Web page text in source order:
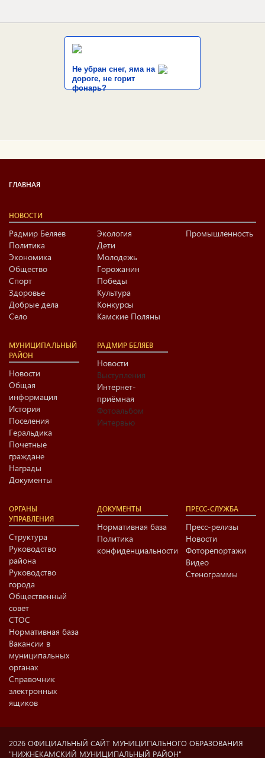
Не убран снег, яма на
дороге, не горит
фонарь?
ГЛАВНАЯ
НОВОСТИ
Радмир Беляев
Политика
Экономика
Общество
Спорт
Здоровье
Добрые дела
Село
Экология
Дети
Молодежь
Горожанин
Победы
Культура
Конкурсы
Камские Поляны
Промышленность
МУНИЦИПАЛЬНЫЙ
РАЙОН
Новости
Общая
информация
История
Поселения
Геральдика
Почетные
граждане
Награды
Документы
РАДМИР БЕЛЯЕВ
Новости
Выступления
Интернет-
приёмная
Фотоальбом
Интервью
ОРГАНЫ
УПРАВЛЕНИЯ
Структура
Руководство
района
Руководство
города
Общественный
совет
СТОС
Нормативная база
Вакансии в
муниципальных
органах
Справочник
электронных
ящиков
ДОКУМЕНТЫ
Нормативная база
Политика
конфиденциальности
ПРЕСС-СЛУЖБА
Пресс-релизы
Новости
Фоторепортажи
Видео
Стенограммы
2026 ОФИЦИАЛЬНЫЙ САЙТ МУНИЦИПАЛЬНОГО ОБРАЗОВАНИЯ
"НИЖНЕКАМСКИЙ МУНИЦИПАЛЬНЫЙ РАЙОН"